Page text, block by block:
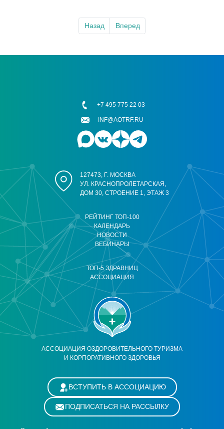
Назад Вперед
АССОЦИАЦИЯ ОЗДОРОВИТЕЛЬНОГО ТУРИЗМА
И КОРПОРАТИВНОГО ЗДОРОВЬЯ
РЕЙТИНГ ТОП-100
КАЛЕНДАРЬ
НОВОСТИ
ВЕБИНАРЫ
ТОП-5 ЗДРАВНИЦ
АССОЦИАЦИЯ
127473, Г. МОСКВА
УЛ. КРАСНОПРОЛЕТАРСКАЯ,
ДОМ 30, СТРОЕНИЕ 1, ЭТАЖ 3
+7 495 775 22 03
INF@AOTRF.RU
ВСТУПИТЬ В АССОЦИАЦИЮ
ПОДПИСАТЬСЯ НА РАССЫЛКУ